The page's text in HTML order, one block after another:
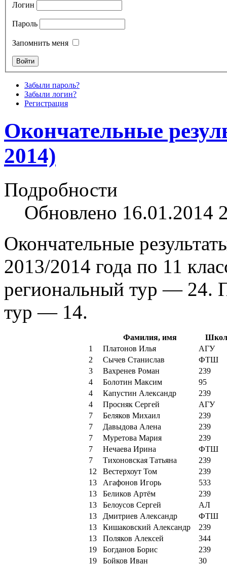
Логин
Пароль
Запомнить меня
Забыли пароль?
Забыли логин?
Регистрация
Окончательные
2014)
Подробности
Обновлено 16.01.2014
Окончательные
2013/2014 года по 11
региональный тур — 24.
тур — 14.
Фамилия, имя
1
Платонов Илья
АГУ
2
Сычев Станислав
ФТШ
3
Вахренев Роман
239
4
Болотин Максим
95
4
Капустин Александр
239
4
Просняк Сергей
АГУ
7
Беляков Михаил
239
7
Давыдова Алена
239
7
Муретова Мария
239
7
Нечаева Ирина
ФТШ
7
Тихоновская Татьяна
239
12
Вестерхоут Том
239
13
Агафонов Игорь
533
13
Беликов Артём
239
13
Белоусов Сергей
АЛ
13
Дмитриев Александр
ФТШ
13
Кишаковский Александр
239
13
Поляков Алексей
344
19
Богданов Борис
239
19
Бойков Иван
30